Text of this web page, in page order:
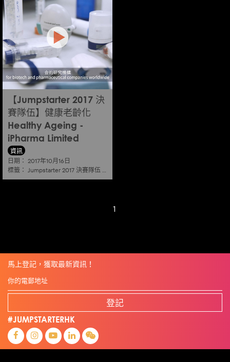
【Jumpstarter 2017 決
賽隊伍】健康老齡化
Healthy Ageing -
iPharma Limited
資訊
日期： 2017年10月16日
標籤： Jumpstarter 2017 決賽隊伍
1
馬上登記，獲取最新資訊！
登記
#JUMPSTARTERHK